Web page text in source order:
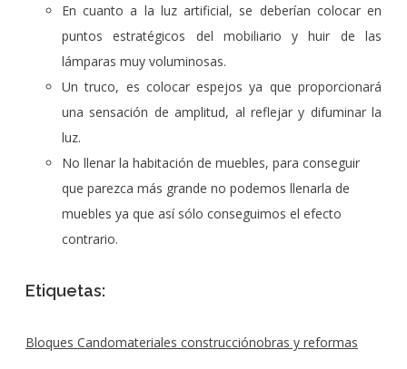
En cuanto a la luz artificial, se deberían colocar en
puntos estratégicos del mobiliario y huir de las
lámparas muy voluminosas.
Un truco, es colocar espejos ya que proporcionará
una sensación de amplitud, al reflejar y difuminar la
luz.
No llenar la habitación de muebles, para conseguir
que parezca más grande no podemos llenarla de
muebles ya que así sólo conseguimos el efecto
contrario.
Etiquetas:
Bloques Candomateriales construcciónobras y reformas